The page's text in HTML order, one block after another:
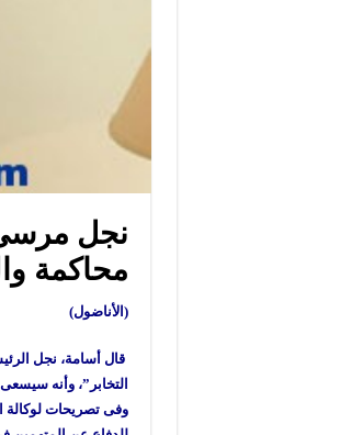
نجل
محاكمة
(الأناضول)
قال أسامة، نجل
التخابر”، وأنه سيسعى
وفى تصريحات لوكالة